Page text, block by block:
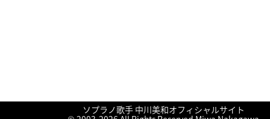
久しぶりの楽譜にakiより
終演しました！にnakamiwaより
終演しました！にnakamiwaより
終演しました！に友鶴蒼より
終演しました！に友鶴蒼より
ソプラノ歌手 中川美和オフィシャルサイト